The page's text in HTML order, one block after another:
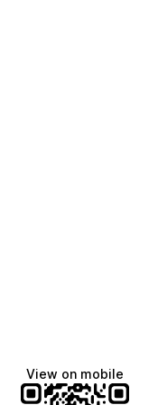
View on mobile